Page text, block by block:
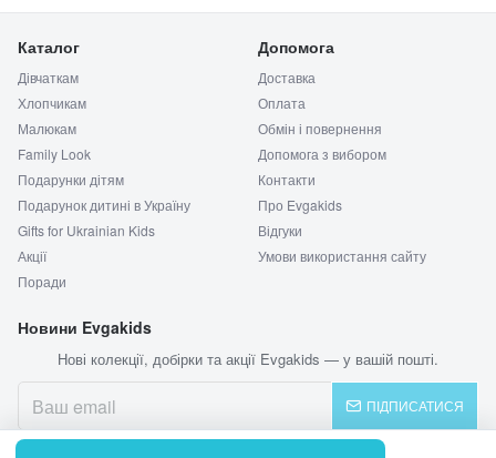
Каталог
Дівчаткам
Хлопчикам
Малюкам
Family Look
Подарунки дітям
Подарунок дитині в Україну
Gifts for Ukrainian Kids
Акції
Поради
Допомога
Доставка
Оплата
Обмін і повернення
Допомога з вибором
Контакти
Про Evgakids
Відгуки
Умови використання сайту
Новини Evgakids
Нові колекції, добірки та акції Evgakids — у вашій пошті.
ПІДПИСАТИСЯ